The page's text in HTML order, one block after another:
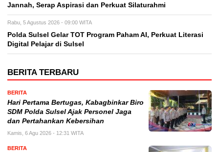
Jannah, Serap Aspirasi dan Perkuat Silaturahmi
Rabu, 5 Agustus 2026 - 09:00 WITA
Polda Sulsel Gelar TOT Program Paham AI, Perkuat Literasi
Digital Pelajar di Sulsel
BERITA TERBARU
BERITA
Hari Pertama Bertugas, Kabagbinkar Biro
SDM Polda Sulsel Ajak Personel Jaga
dan Pertahankan Kebersihan
Kamis, 6 Agu 2026 - 12:31 WITA
BERITA